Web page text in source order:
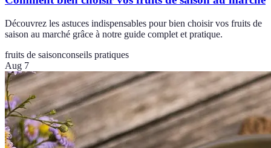
Découvrez les astuces indispensables pour bien choisir vos fruits de
saison au marché grâce à notre guide complet et pratique.
fruits de saisonconseils pratiques
Aug 7